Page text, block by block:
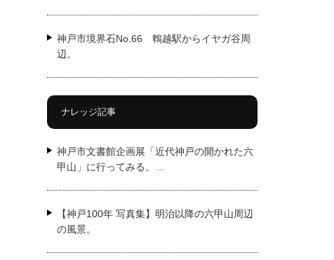
神戸市境界石No.66 鵯越駅からイヤガ谷周
辺。
ナレッジ記事
神戸市文書館企画展「近代神戸の開かれた六
甲山」に行ってみる。…
【神戸100年 写真集】明治以降の六甲山周辺
の風景。